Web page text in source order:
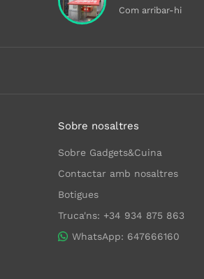
Com arribar-hi
Sobre nosaltres
Sobre Gadgets&Cuina
Contactar amb nosaltres
Botigues
Truca'ns: +34 934 875 863
WhatsApp: 647666160